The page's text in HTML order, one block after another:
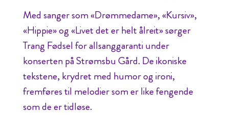
Med sanger som «Drømmedame», «Kursiv»,
«Hippie» og «Livet det er helt ålreit» sørger
Trang Fødsel for allsanggaranti under
konserten på Strømsbu Gård. De ikoniske
tekstene, krydret med humor og ironi,
fremføres til melodier som er like fengende
som de er tidløse.